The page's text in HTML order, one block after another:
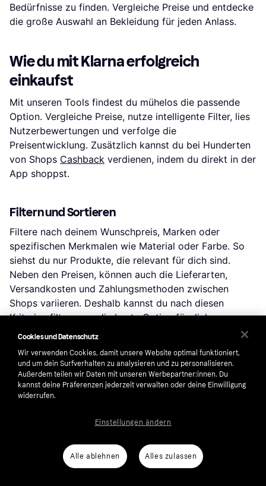
Bedürfnisse zu finden. Vergleiche Preise und entdecke
die große Auswahl an Bekleidung für jeden Anlass.
Wie du mit Klarna erfolgreich
einkaufst
Mit unseren Tools findest du mühelos die passende
Option. Vergleiche Preise, nutze intelligente Filter, lies
Nutzerbewertungen und verfolge die
Preisentwicklung. Zusätzlich kannst du bei Hunderten
von Shops Cashback verdienen, indem du direkt in der
App shoppst.
Filtern und Sortieren
Filtere nach deinem Wunschpreis, Marken oder
spezifischen Merkmalen wie Material oder Farbe. So
siehst du nur Produkte, die relevant für dich sind.
Neben den Preisen, können auch die Lieferarten,
Versandkosten und Zahlungsmethoden zwischen
Shops variieren. Deshalb kannst du nach diesen
Kriterien filtern, um die beste Option für dich zu
finden.
Bewertungen: Erfahre, was andere denken
Nutzerbewertungen bieten wertvolle Einblicke in die
kannst du die Beliebtheit und Zufriedenheit schnell
Preisentwicklung: Prüfe dein Schnäppchen
Cookies und Datenschutz
Wir verwenden Cookies, damit unsere Website optimal funktioniert,
und um dein Surfverhalten zu analysieren und zu personalisieren.
Außerdem teilen wir Daten mit unseren Werbepartner:innen. Du
kannst deine Präferenzen jederzeit verwalten oder deine Einwilligung
widerrufen.
Alle ablehnen Alles zulassen
Einstellungen ändern